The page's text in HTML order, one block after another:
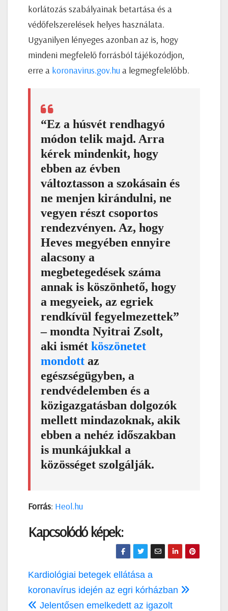
korlátozás szabályainak betartása és a
védőfelszerelések helyes használata.
Ugyanilyen lényeges azonban az is, hogy
mindeni megfelelő forrásból tájékozódjon,
erre a koronavirus.gov.hua legmegfelelőbb.
“Ez a húsvét rendhagyó
módon telik majd. Arra
kérek mindenkit, hogy
ebben az évben
változtasson a szokásain és
ne menjen kirándulni, ne
vegyen részt csoportos
rendezvényen. Az, hogy
Heves megyében ennyire
alacsony a
megbetegedések száma
annak is köszönhető, hogy
a megyeiek, az egriek
rendkívül fegyelmezettek”
– mondta Nyitrai Zsolt,
aki ismét köszönetet
mondott az
egészségügyben, a
rendvédelemben és a
közigazgatásban dolgozók
mellett mindazoknak, akik
ebben a nehéz időszakban
is munkájukkal a
közösséget szolgálják.
Forrás: Heol.hu
Kapcsolódó képek:
Bejegyzés
navigáció
Kardiológiai betegek ellátása a
koronavírus idején az egri kórházban
Jelentősen emelkedett az igazolt